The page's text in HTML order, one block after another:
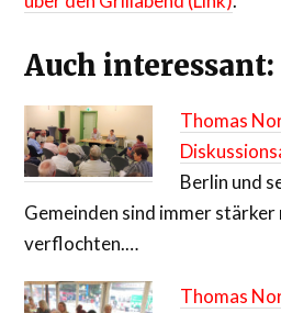
Auch interessant:
Thomas
Berlin und
Gemeinden sind immer
verflochten.…
Thomas